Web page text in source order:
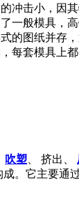
冲击小，因
一般模具，
的图纸并存
每套模具上
吹塑 、 挤出、
。它主要通